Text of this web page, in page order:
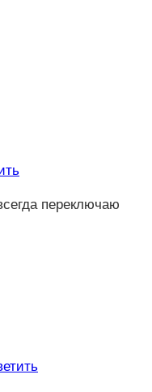
переключаю